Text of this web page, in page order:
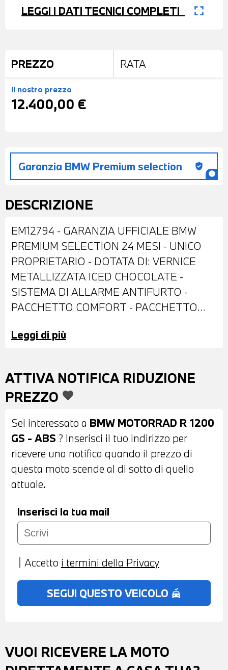
LEGGI I DATI TECNICI COMPLETI fullscreen
PREZZO RATA
Il nostro prezzo
12.400,00 €
Garanzia BMW Premium selection gpp_good
info
DESCRIZIONE
EM12794 - GARANZIA UFFICIALE BMW
PREMIUM SELECTION 24 MESI - UNICO
PROPRIETARIO - DOTATA DI: VERNICE
METALLIZZATA ICED CHOCOLATE -
SISTEMA DI ALLARME ANTIFURTO -
PACCHETTO COMFORT - PACCHETTO
LED - DOPPIO FRENO A DISCO
NERA - CRUISE CONTROL - MANOPOLE
RISCALDABILI - MODALITA' DI GUIDA PRO
POSSIBILITA' DI PERMUTA - POSSIBILITA'
DI FINANZIAMENTO ANCHE PER
L'INTERO IMPORTO
Leggi di più
ATTIVA NOTIFICA RIDUZIONE
PREZZO favorite
Sei interessato a BMW MOTORRAD R 1200
GS - ABS ? Inserisci il tuo indirizzo per
ricevere una notifica quando il prezzo di
questa moto scende al di sotto di quello
attuale.
Inserisci la tua mail
Accetto i termini della Privacy
SEGUI QUESTO VEICOLO no_crash
VUOI RICEVERE LA MOTO